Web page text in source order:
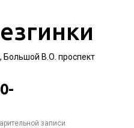
Большой В.О. проспект
записи